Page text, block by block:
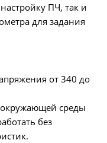
ПЧ, так и
для задания
от 340 до
среды
без